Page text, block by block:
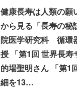
健康長寿は人類の願
から見る「長寿の秘
院医学研究科 循環
授 「第1回 世界
的場聖明さん 「第1
細を13…